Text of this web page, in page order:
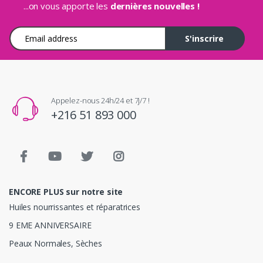
...on vous apporte les dernières nouvelles !
Adresse e-mail
S'inscrire
Appelez-nous 24h/24 et 7j/7 !
+216 51 893 000
ENCORE PLUS sur notre site
Huiles nourrissantes et réparatrices
9 EME ANNIVERSAIRE
Peaux Normales, Sèches